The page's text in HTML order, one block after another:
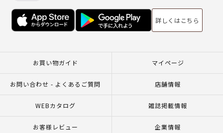
詳しくはこちら
お買い物ガイド マイページ
お問い合わせ - よくあるご質問 店舗情報
WEBカタログ 雑誌掲載情報
お客様レビュー 企業情報